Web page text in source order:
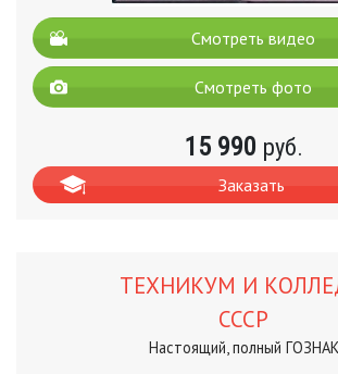
Смотреть видео
Смотреть фото
15 990 руб.
Заказать
ТЕХНИКУМ И
СССР
Настоящий, полный ГОЗНАК